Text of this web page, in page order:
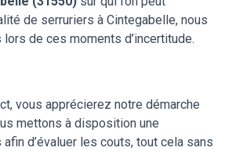
de serruriers à Cintegabelle, nous
de ces moments d’incertitude.
vous apprécierez notre démarche
mettons à disposition une
d’évaluer les couts, tout cela sans